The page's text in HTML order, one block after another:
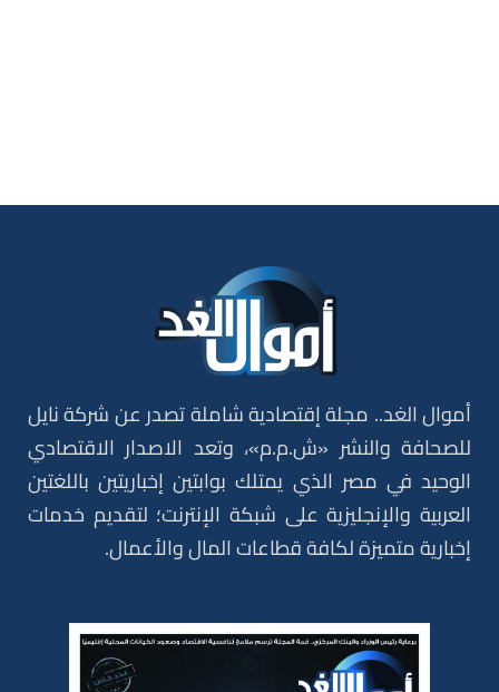
أموال الغد.. مجلة إقتصادية شاملة تصدر عن شركة نايل
للصحافة والنشر «ش.م.م»، وتعد الاصدار الاقتصادي
الوحيد في مصر الذي يمتلك بوابتين إخباريتين باللغتين
العربية والإنجليزية على شبكة الإنترنت؛ لتقديم خدمات
إخبارية متميزة لكافة قطاعات المال والأعمال.